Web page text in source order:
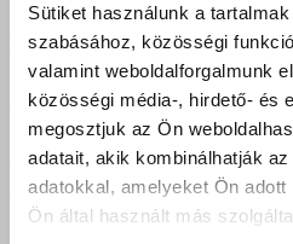
Sütiket használunk a
szabásához, közösségi
valamint weboldalforgalmunk
közösségi média-, hirdető- és
megosztjuk az Ön
adatait, akik kombinálhatják
adatokkal, amelyeket Ön
Ön által használt más
Tanulj velünk Kozmetikusnak
Felzárkóztató képzés a
Previous 1 … 209 210 211 212
Következő